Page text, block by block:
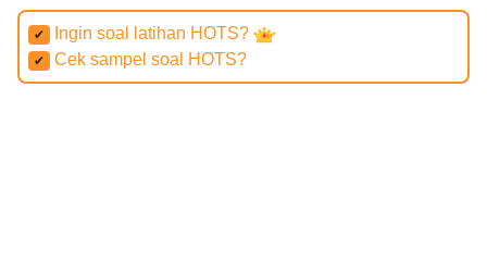
✔ Ingin soal latihan HOTS?
✔ Cek sampel soal HOTS?